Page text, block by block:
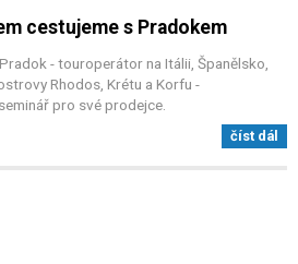
cestujeme s Pradokem
- touroperátor na Itálii, Španělsko,
Rhodos, Krétu a Korfu -
pro své prodejce.
číst dál